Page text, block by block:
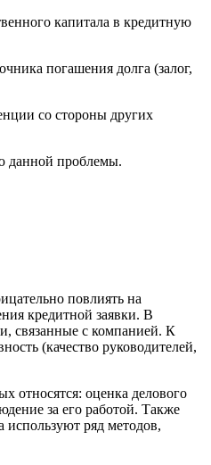
капитала в кредитную
погашения долга (залог,
со стороны других
данной проблемы.
повлиять на
кредитной заявки. В
связанные с компанией. К
(качество руководителей,
относятся: оценка делового
за его работой. Также
используют ряд методов,